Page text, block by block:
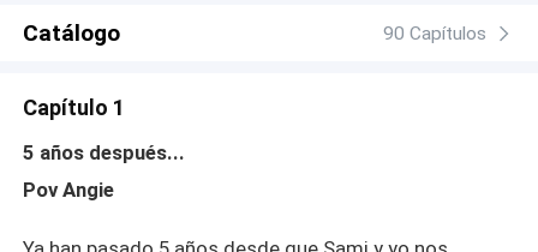
Catálogo 90 Capítulos
Capítulo 1
5 años después...
Pov Angie